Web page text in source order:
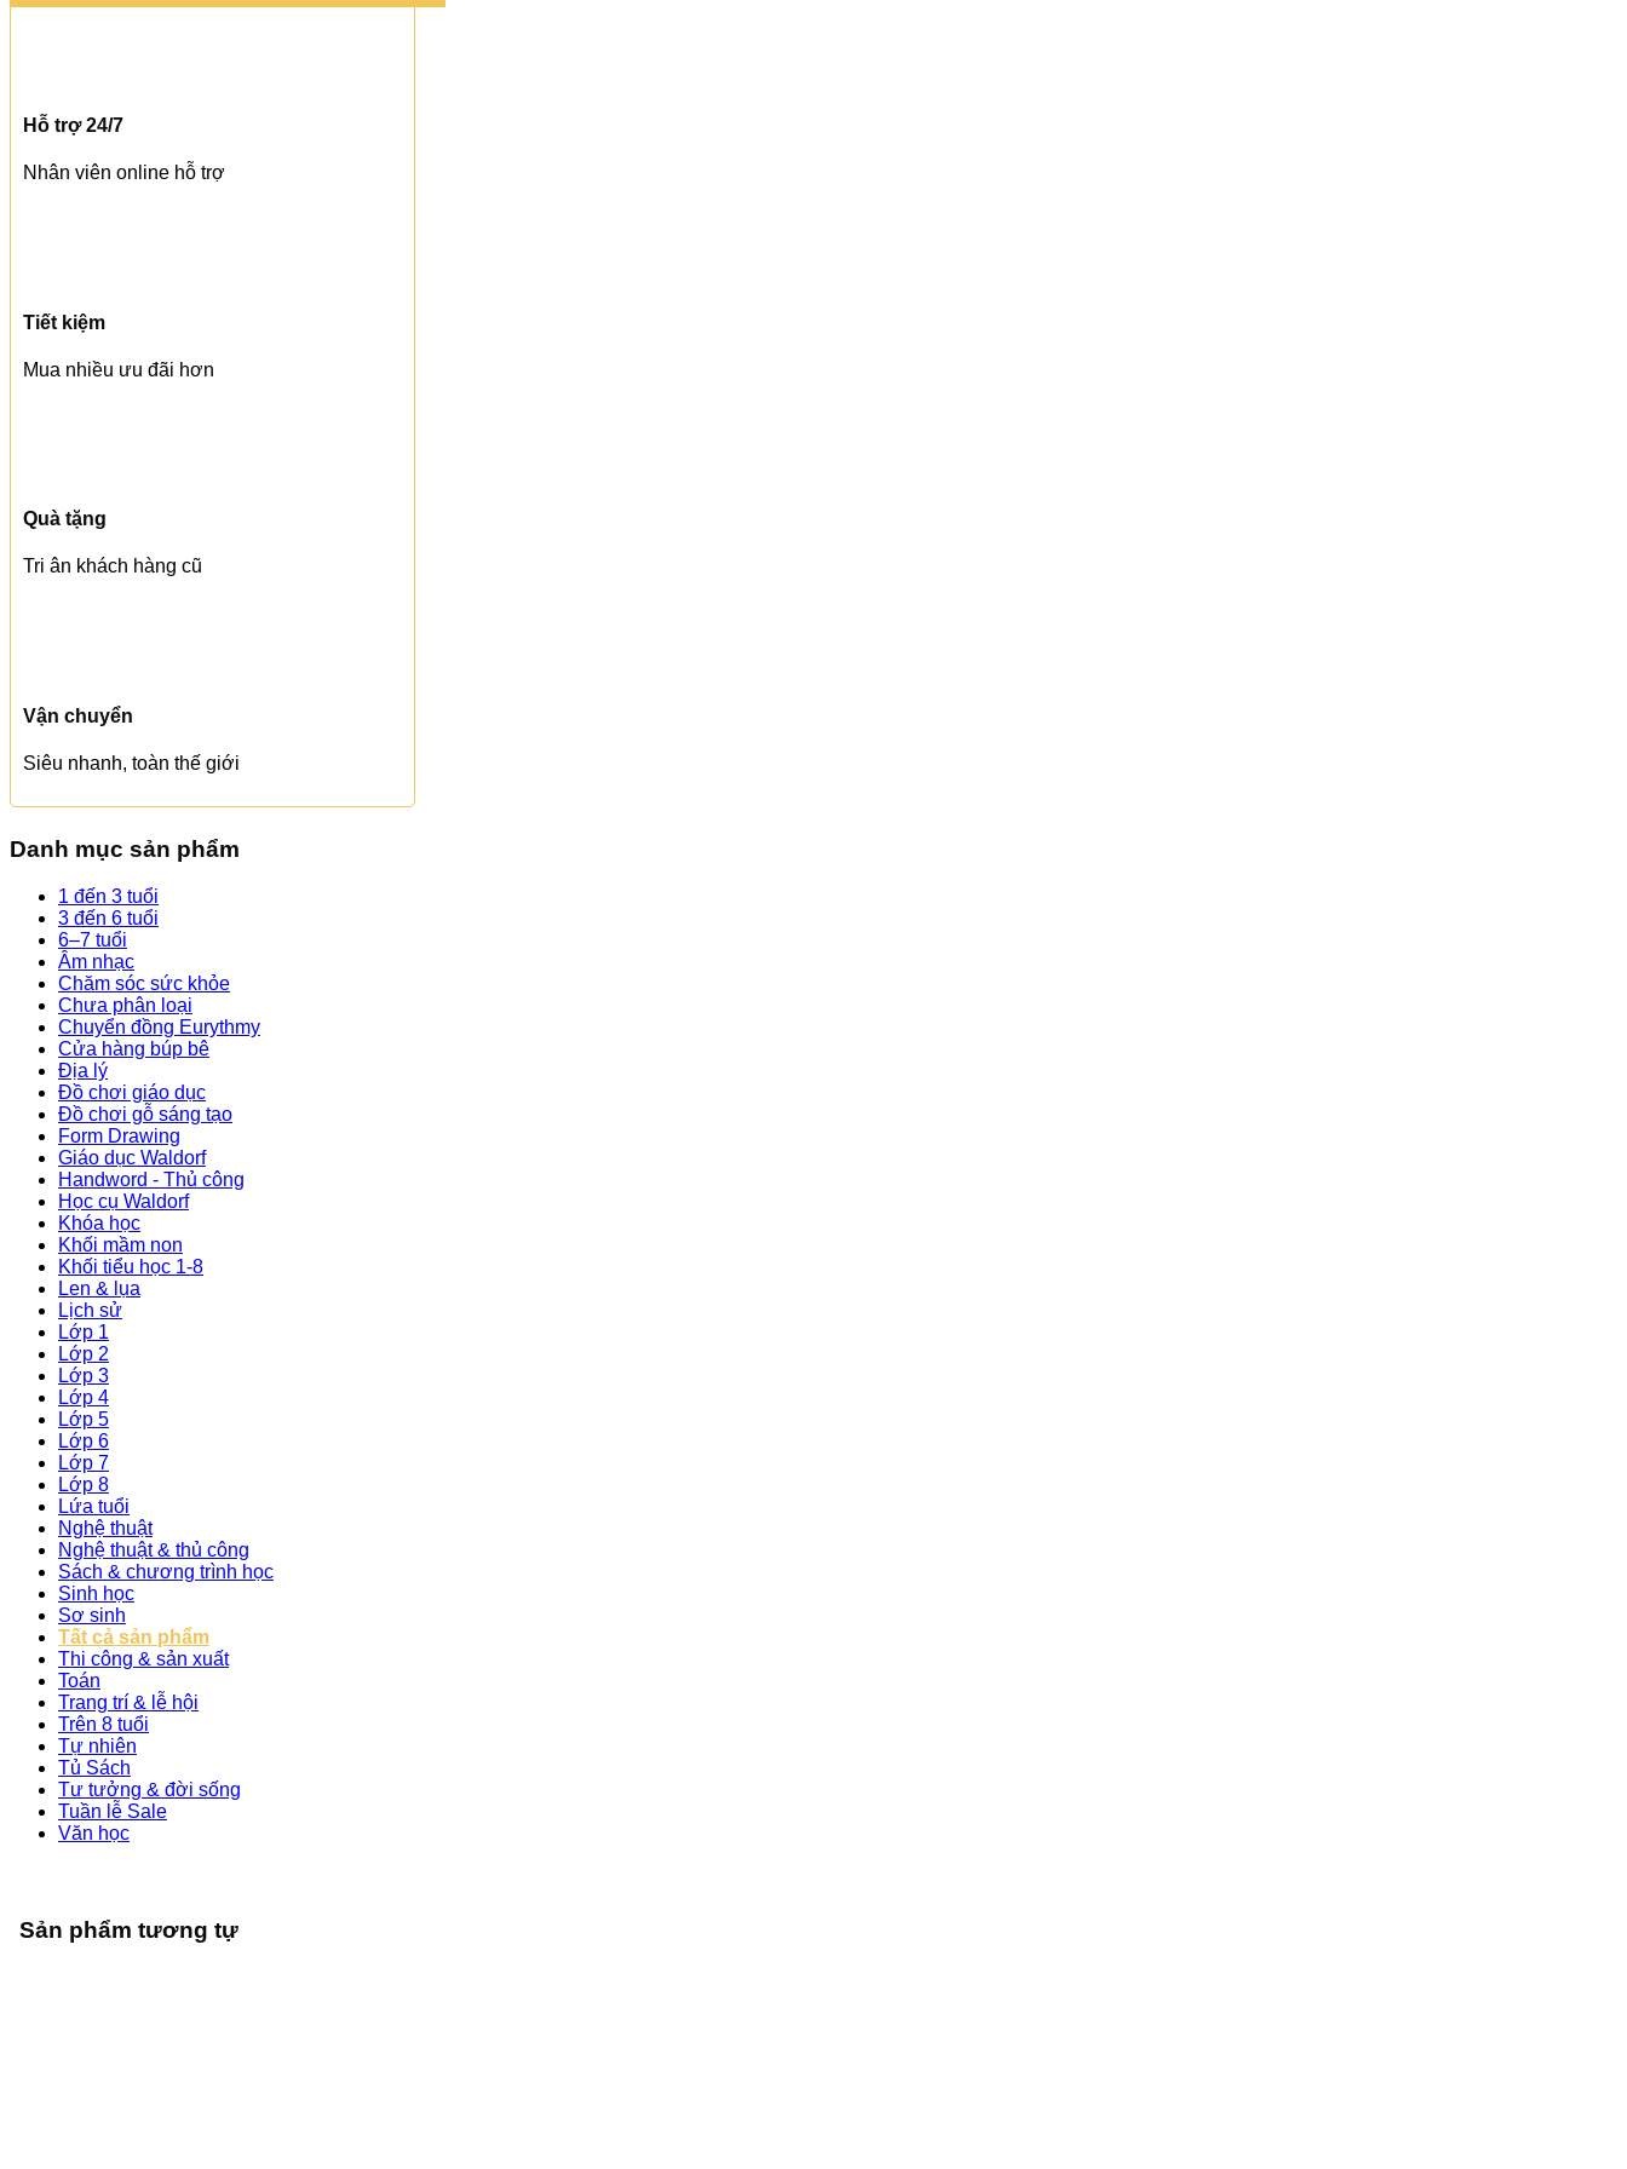
Hỗ trợ 24/7
Nhân viên online hỗ trợ
Tiết kiệm
Mua nhiều ưu đãi hơn
Quà tặng
Tri ân khách hàng cũ
Vận chuyển
Siêu nhanh, toàn thế giới
Danh mục sản phẩm
1 đến 3 tuổi
3 đến 6 tuổi
6–7 tuổi
Âm nhạc
Chăm sóc sức khỏe
Chưa phân loại
Chuyển đồng Eurythmy
Cửa hàng búp bê
Địa lý
Đồ chơi giáo dục
Đồ chơi gỗ sáng tạo
Form Drawing
Giáo dục Waldorf
Handword - Thủ công
Học cụ Waldorf
Khóa học
Khối mầm non
Khối tiểu học 1-8
Len & lụa
Lịch sử
Lớp 1
Lớp 2
Lớp 3
Lớp 4
Lớp 5
Lớp 6
Lớp 7
Lớp 8
Lứa tuổi
Nghệ thuật
Nghệ thuật & thủ công
Sách & chương trình học
Sinh học
Sơ sinh
Tất cả sản phẩm
Thi công & sản xuất
Toán
Trang trí & lễ hội
Trên 8 tuổi
Tự nhiên
Tủ Sách
Tư tưởng & đời sống
Tuần lễ Sale
Văn học
Sản phẩm tương tự